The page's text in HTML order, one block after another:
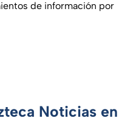
de información por
Noticias en